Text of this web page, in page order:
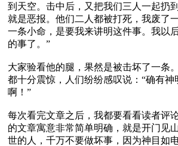
到天空。击中后，又把我们三人一起扔
就是恶报。他们二人都被打死，我废了
一条小命，是要我来讲明这件事。我以
的事了。”
大家验看他的腿，果然是被击坏了一条
都十分震惊，人们纷纷感叹说：“确有神
啊！”
每次看完文章之后，我都要看看读者评
的文章寓意非常简单明确，就是开门见
世的人，千万不要做坏事，因为神目如